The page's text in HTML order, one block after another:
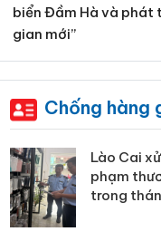
biển Đầm Hà và phát
gian mới”
Chống hàng
Lào Cai
phạm
trong